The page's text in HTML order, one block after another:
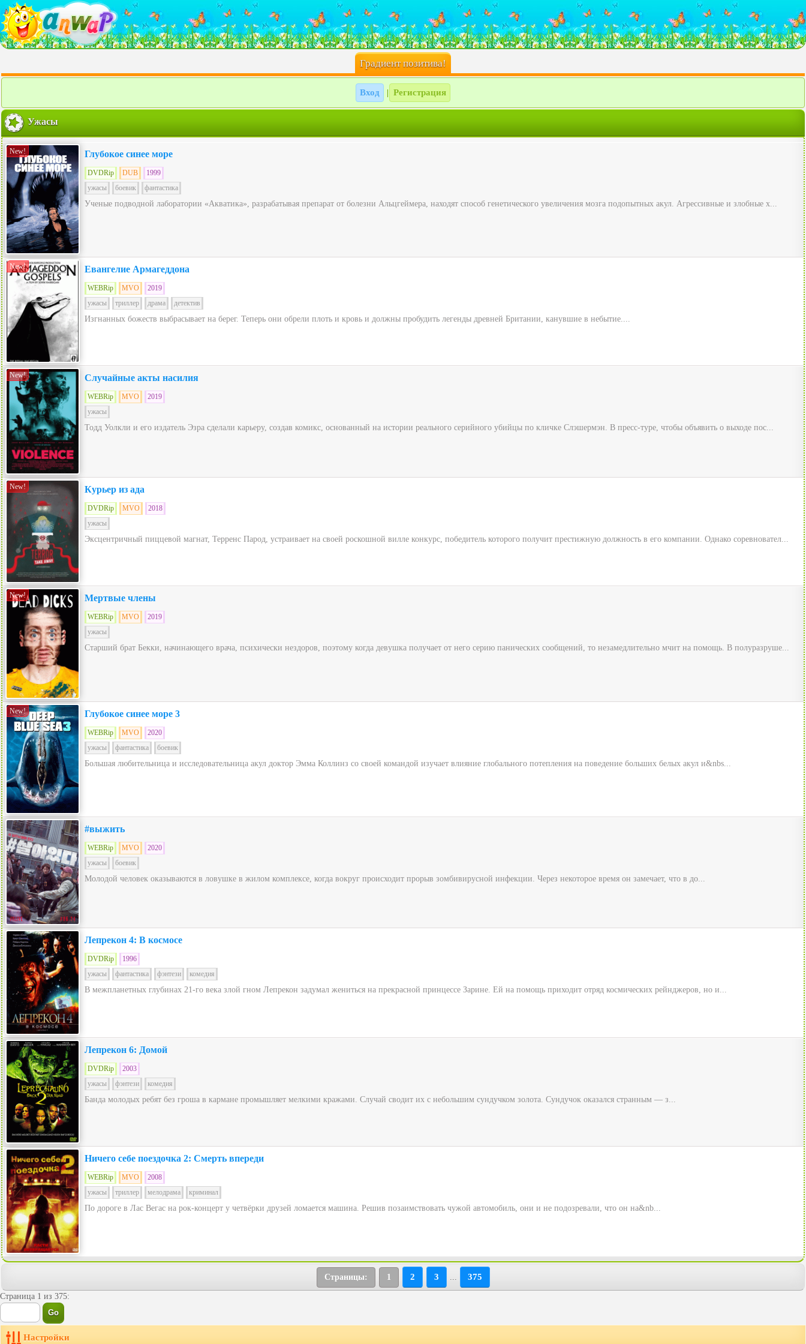
Градиент позитива!
Вход Регистрация
Ужасы
New! Глубокое синее море
DVDRip DUB
1999
ужасы
боевик фантастика
Ученые подводной лаборатории «Акватика», разрабатывая препарат от болезни Альцгеймера, находят способ генетического увеличения мозга подопытных акул. Агрессивные и злобные х...
New! Евангелие Армагеддона
WEBRip MVO
2019
ужасы
триллер драма детектив
Изгнанных божеств выбрасывает на берег. Теперь они обрели плоть и кровь и должны пробудить легенды древней Британии, канувшие в небытие....
New! Случайные акты насилия
WEBRip MVO
2019
ужасы
Тодд Уолкли и его издатель Эзра сделали карьеру, создав комикс, основанный на истории реального серийного убийцы по кличке Слэшермэн. В пресс-туре, чтобы объявить о выходе пос...
New! Курьер из ада
DVDRip MVO
2018
ужасы
Эксцентричный пиццевой магнат, Терренс Парод, устраивает на своей роскошной вилле конкурс, победитель которого получит престижную должность в его компании. Однако соревновател...
New! Мертвые члены
WEBRip MVO
2019
ужасы
Старший брат Бекки, начинающего врача, психически нездоров, поэтому когда девушка получает от него серию панических сообщений, то незамедлительно мчит на помощь. В полуразруше...
New! Глубокое синее море 3
WEBRip MVO
2020
ужасы
фантастика боевик
Большая любительница и исследовательница акул доктор Эмма Коллинз со своей командой изучает влияние глобального потепления на поведение больших белых акул и&nbs...
#выжить
WEBRip MVO
2020
ужасы
боевик
Молодой человек оказываются в ловушке в жилом комплексе, когда вокруг происходит прорыв зомбивирусной инфекции. Через некоторое время он замечает, что в до...
Лепрекон 4: В космосе
DVDRip
1996
ужасы
фантастика фэнтези комедия
В межпланетных глубинах 21-го века злой гном Лепрекон задумал жениться на прекрасной принцессе Зарине. Ей на помощь приходит отряд космических рейнджеров, но и...
Лепрекон 6: Домой
DVDRip
2003
ужасы
фэнтези комедия
Банда молодых ребят без гроша в кармане промышляет мелкими кражами. Случай сводит их с небольшим сундучком золота. Сундучок оказался странным — з...
Ничего себе поездочка 2: Смерть впереди
WEBRip MVO
2008
ужасы
триллер мелодрама криминал
По дороге в Лас Вегас на рок-концерт у четвёрки друзей ломается машина. Решив позаимствовать чужой автомобиль, они и не подозревали, что он на&nb...
Страницы: 1 2 3 375
Страница 1 из 375:
Настройки